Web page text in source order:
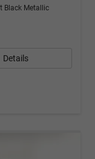
Black Metallic
Details